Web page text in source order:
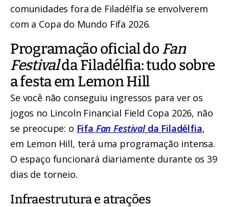
comunidades fora de Filadélfia se envolverem
com a Copa do Mundo Fifa 2026.
Programação oficial do Fan
Festivalda Filadélfia: tudo sobre
a festa em Lemon Hill
Se você não conseguiu ingressos para ver os
jogos no Lincoln Financial Field Copa 2026, não
se preocupe: o Fifa Fan Festivalda Filadélfia,
em Lemon Hill, terá uma programação intensa.
O espaço funcionará diariamente durante os 39
dias de torneio.
Infraestrutura e atrações